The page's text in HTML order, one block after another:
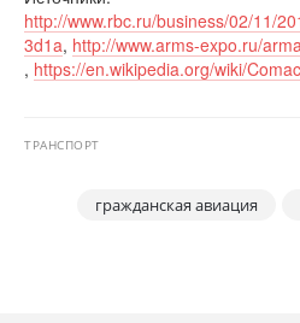
http://www.rbc.ru/business/02/11/
3d1a, http://www.arms-expo.ru/
, https://en.wikipedia.org/wiki/
ТРАНСПОРТ
гражданская авиация